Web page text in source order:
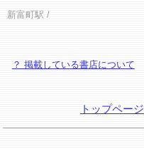
新富町駅 /
？ 掲載している書店について
トップページ